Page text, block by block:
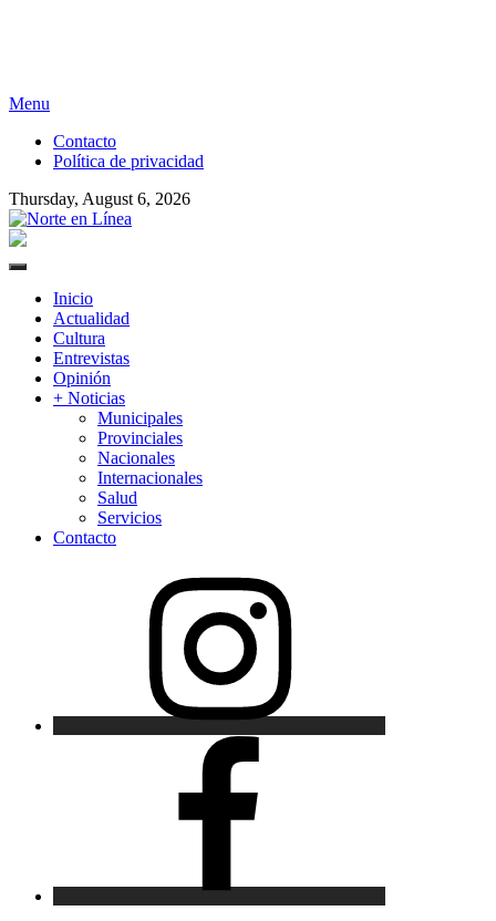
Skip
content
Menu
Contacto
Política de privacidad
Thursday, August 6, 2026
Primary
Inicio
Actualidad
Cultura
Entrevistas
Opinión
+ Noticias
Municipales
Provinciales
Nacionales
Internacionales
Salud
Servicios
Contacto